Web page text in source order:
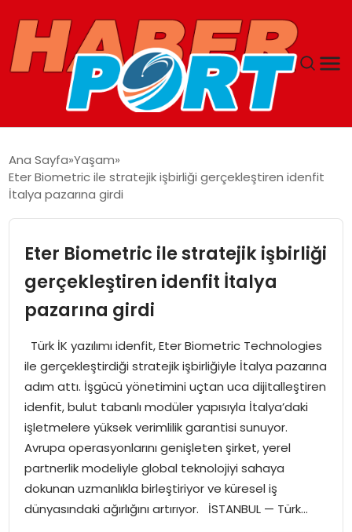
GUNCEL
SPOR
MAGAZIN
SPOR
EĞITIM
OTOMOBIL
TEKNOLOJI
Ana Sayfa Yaşam
Eter Biometric ile stratejik işbirliği gerçekleştiren idenfit
İtalya pazarına girdi
Eter Biometric ile stratejik işbirliği
gerçekleştiren idenfit İtalya
pazarına girdi
Türk İK yazılımı idenfit, Eter Biometric Technologies
ile gerçekleştirdiği stratejik işbirliğiyle İtalya pazarına
adım attı. İşgücü yönetimini uçtan uca dijitalleştiren
idenfit, bulut tabanlı modüler yapısıyla İtalya’daki
işletmelere yüksek verimlilik garantisi sunuyor.
Avrupa operasyonlarını genişleten şirket, yerel
partnerlik modeliyle global teknolojiyi sahaya
dokunan uzmanlıkla birleştiriyor ve küresel iş
dünyasındaki ağırlığını artırıyor. İSTANBUL — Türk…